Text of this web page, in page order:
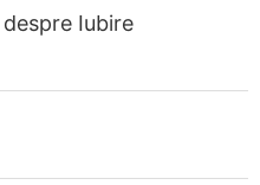
Iubire